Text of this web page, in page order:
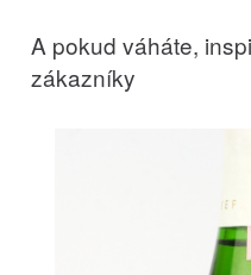
A pokud váháte,
zákazníky